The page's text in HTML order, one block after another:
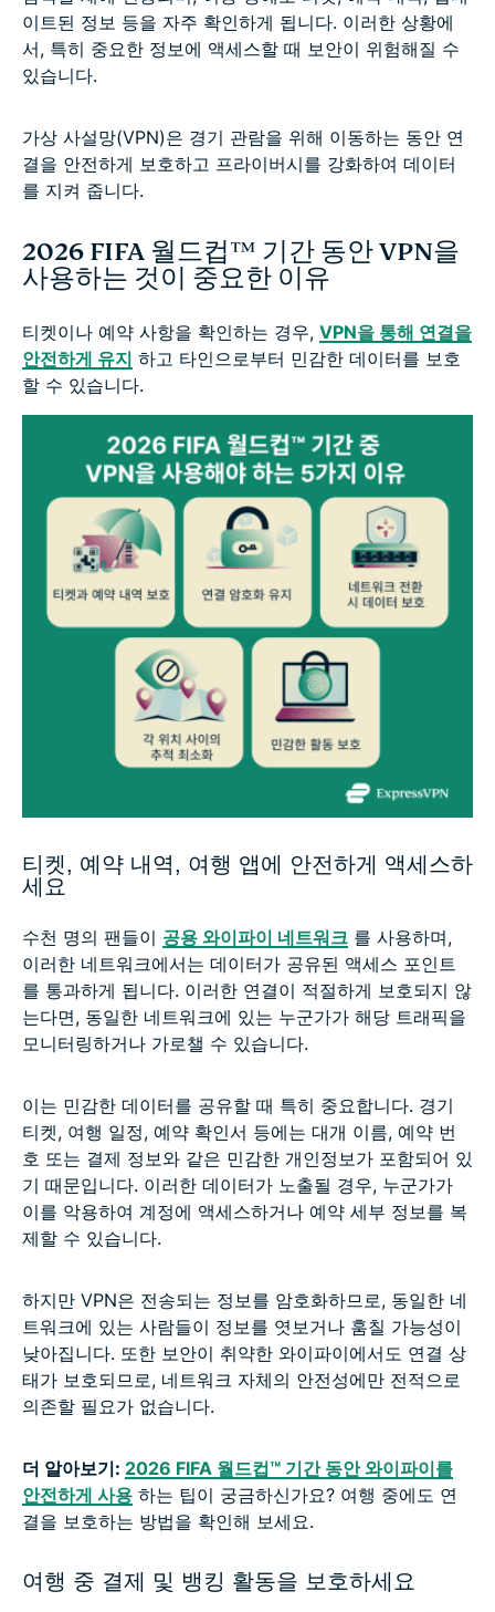
이트된 정보 등을 자주 확인하게 됩니다. 이러한 상황에
서, 특히 중요한 정보에 액세스할 때 보안이 위험해질 수
있습니다.
가상 사설망(VPN)은 경기 관람을 위해 이동하는 동안 연
결을 안전하게 보호하고 프라이버시를 강화하여 데이터
를 지켜 줍니다.
2026 FIFA 월드컵™ 기간 동안 VPN을
사용하는 것이 중요한 이유
티켓이나 예약 사항을 확인하는 경우, VPN을 통해 연결을
안전하게 유지 하고 타인으로부터 민감한 데이터를 보호
할 수 있습니다.
티켓, 예약 내역, 여행 앱에 안전하게 액세스하
세요
수천 명의 팬들이 공용 와이파이 네트워크 를 사용하며,
이러한 네트워크에서는 데이터가 공유된 액세스 포인트
를 통과하게 됩니다. 이러한 연결이 적절하게 보호되지 않
는다면, 동일한 네트워크에 있는 누군가가 해당 트래픽을
모니터링하거나 가로챌 수 있습니다.
이는 민감한 데이터를 공유할 때 특히 중요합니다. 경기
티켓, 여행 일정, 예약 확인서 등에는 대개 이름, 예약 번
호 또는 결제 정보와 같은 민감한 개인정보가 포함되어 있
기 때문입니다. 이러한 데이터가 노출될 경우, 누군가가
이를 악용하여 계정에 액세스하거나 예약 세부 정보를 복
제할 수 있습니다.
하지만 VPN은 전송되는 정보를 암호화하므로, 동일한 네
트워크에 있는 사람들이 정보를 엿보거나 훔칠 가능성이
낮아집니다. 또한 보안이 취약한 와이파이에서도 연결 상
태가 보호되므로, 네트워크 자체의 안전성에만 전적으로
의존할 필요가 없습니다.
더 알아보기: 2026 FIFA 월드컵™ 기간 동안 와이파이를
안전하게 사용 하는 팁이 궁금하신가요? 여행 중에도 연
결을 보호하는 방법을 확인해 보세요.
여행 중 결제 및 뱅킹 활동을 보호하세요